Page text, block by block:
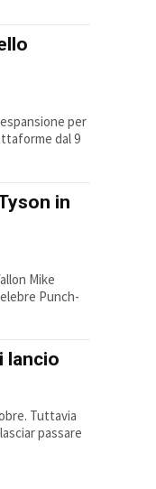
per
dal 9
in
Mike
Punch-
lancio
Tuttavia
passare